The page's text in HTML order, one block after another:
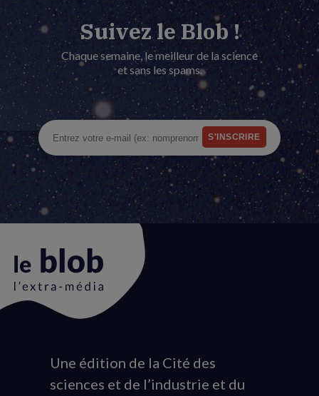
Suivez le Blob !
Chaque semaine, le meilleur de la science
et sans les spams.
Animation
du
Une édition de la Cité des
sciences et de l’industrie et du